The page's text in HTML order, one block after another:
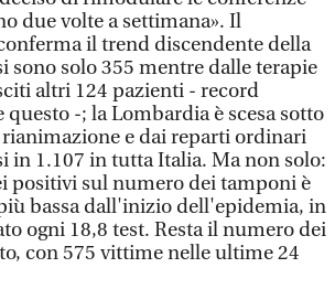
due volte a settimana». Il
il trend discendente della
sono solo 355 mentre dalle terapie
altri 124 pazienti - record
-; la Lombardia è scesa sotto
e dai reparti ordinari
in 1.107 in tutta Italia. Ma non solo:
positivi sul numero dei tamponi è
bassa dall'inizio dell'epidemia, in
ogni 18,8 test. Resta il numero dei
con 575 vittime nelle ultime 24